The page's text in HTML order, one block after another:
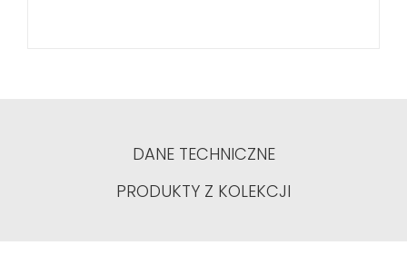
DANE TECHNICZNE
PRODUKTY Z KOLEKCJI